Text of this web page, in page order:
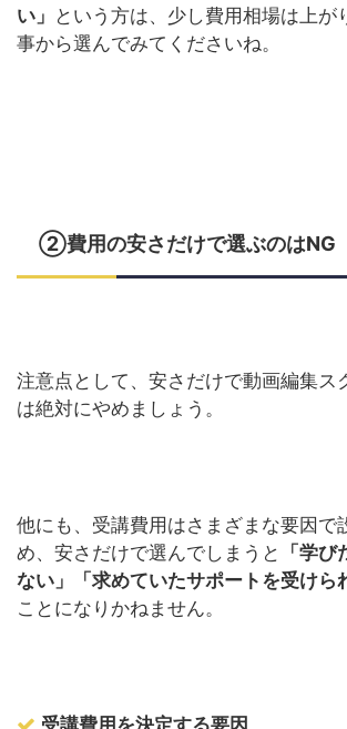
い」 という方は、少し費用相場は上が
事から選んでみてくださいね。
②費用の安さだけで選ぶのはNG
注意点として、安さだけで動画編集ス
は絶対にやめましょう。
他にも、受講費用はさまざまな要因で
め、安さだけで選んでしまうと
「学
ない」「求めていたサポートを受けら
ことになりかねません。
受講費用を決定する要因